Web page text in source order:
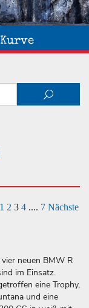
1 2 3 4 .... 7 Nächste
neuen BMW R
im Einsatz.
eine Trophy,
und eine